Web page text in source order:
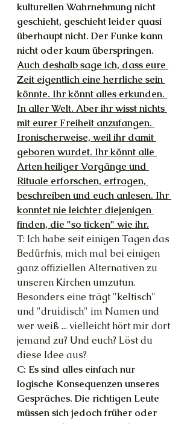
kulturellen Wahrnehmung nicht
geschieht, geschieht leider quasi
überhaupt nicht. Der Funke kann
nicht oder kaum überspringen.
Auch deshalb sage ich, dass eure
Zeit eigentlich eine herrliche sein
könnte. Ihr könnt alles erkunden.
In aller Welt. Aber ihr wisst nichts
mit eurer Freiheit anzufangen.
Ironischerweise, weil ihr damit
geboren wurdet. Ihr könnt alle
Arten heiliger Vorgänge und
Rituale erforschen, erfragen,
beschreiben und euch anlesen. Ihr
konntet nie leichter diejenigen
finden, die "so ticken" wie ihr.
T: Ich habe seit einigen Tagen das
Bedürfnis, mich mal bei einigen
ganz offiziellen Alternativen zu
unseren Kirchen umzutun.
Besonders eine trägt "keltisch"
und "druidisch" im Namen und
wer weiß ... vielleicht hört mir dort
jemand zu? Und euch? Löst du
diese Idee aus?
C: Es sind alles einfach nur
logische Konsequenzen unseres
Gespräches. Die richtigen Leute
müssen sich jedoch früher oder